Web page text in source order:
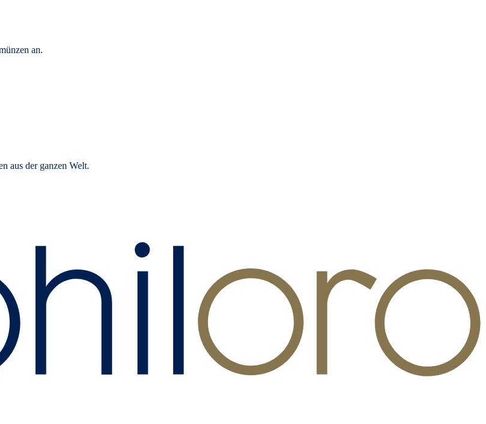
an.
aus der ganzen Welt.